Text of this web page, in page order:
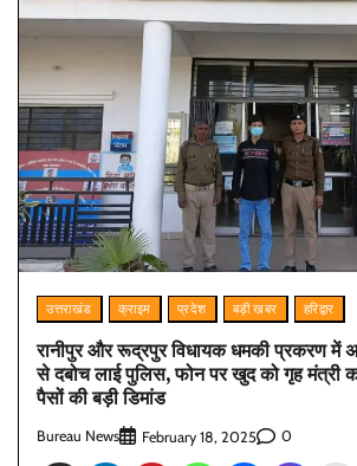
उत्तराखंड क्राइम प्रदेश बड़ी खबर हरिद्वार
रानीपुर और रूद्रपुर विधायक धमकी प्रकरण में
से दबोच लाई पुलिस, फोन पर खुद को गृह मंत्री
पैसों की बड़ी डिमांड
Bureau News February 18, 2025 0